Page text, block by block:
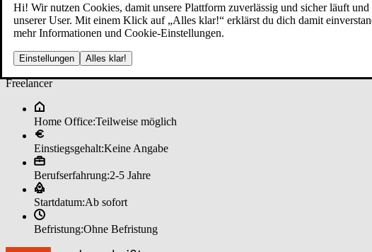
Hi! Wir nutzen Cookies, damit unsere Plattform zuverlässig und sicher läuft
unserer User. Mit einem Klick auf „Alles klar!“ erklärst du dich damit
mehr Informationen und Cookie-Einstellungen.
Einstellungen Alles klar!
Im­mo­bi­li­en­mak­ler (m/w/d) im
Freelancer
Home Office:Teilweise möglich
Einstiegsgehalt:Keine Angabe
Berufserfahrung:2-5 Jahre
Startdatum:Ab sofort
Befristung:Ohne Befristung